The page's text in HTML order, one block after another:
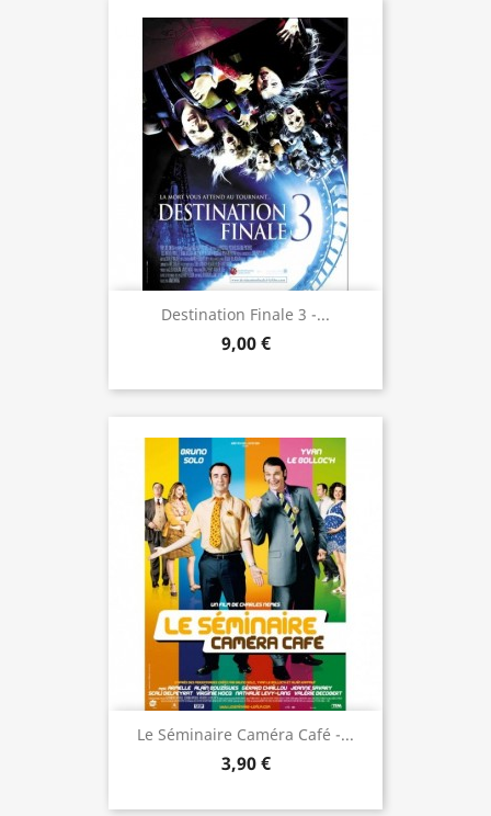
Destination Finale 3 -...
9,00 €
Le Séminaire Caméra Café -...
3,90 €